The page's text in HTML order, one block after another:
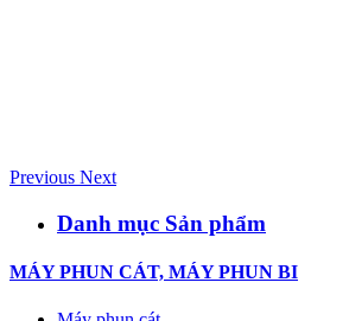
Previous Next
Danh mục Sản phẩm
MÁY PHUN CÁT, MÁY PHUN BI